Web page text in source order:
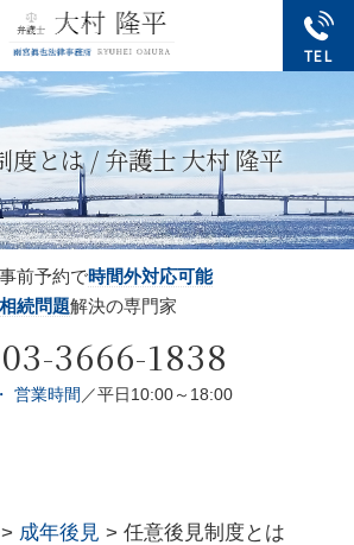
度とは / 弁護士 大村 隆平
事前予約で時間外対応可能
相続問題解決の専門家
03-3666-1838
営業時間 ／平日10:00～18:00
> 成年後見 > 任意後見制度とは